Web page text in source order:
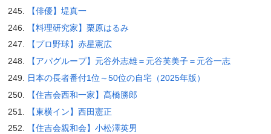
【俳優】堤真一
【料理研究家】栗原はるみ
【プロ野球】赤星憲広
【アパグループ】元谷外志雄＝元谷芙美子＝元谷一志
日本の長者番付1位～50位の自宅（2025年版）
【住吉会西和一家】髙橋勝郎
【東横イン】西田憲正
【住吉会親和会】小松澤英男